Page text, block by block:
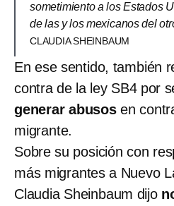
sometimiento a los Estados
de las y los mexicanos del
CLAUDIA SHEINBAUM
En ese sentido, también
contra de la ley SB4 por
generar abusosen
migrante.
Sobre su posición con
más migrantes a Nuevo
Claudia Sheinbaum dijo